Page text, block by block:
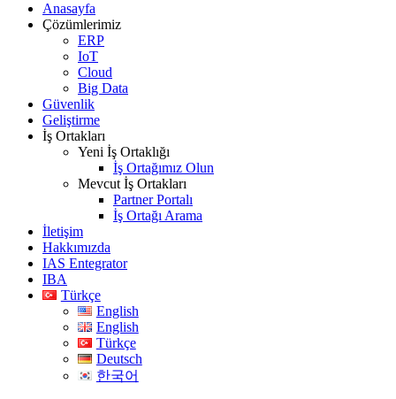
Anasayfa
Çözümlerimiz
ERP
IoT
Cloud
Big Data
Güvenlik
Geliştirme
İş Ortakları
Yeni İş Ortaklığı
İş Ortağımız Olun
Mevcut İş Ortakları
Partner Portalı
İş Ortağı Arama
İletişim
Hakkımızda
IAS Entegrator
IBA
Türkçe
English
English
Türkçe
Deutsch
한국어